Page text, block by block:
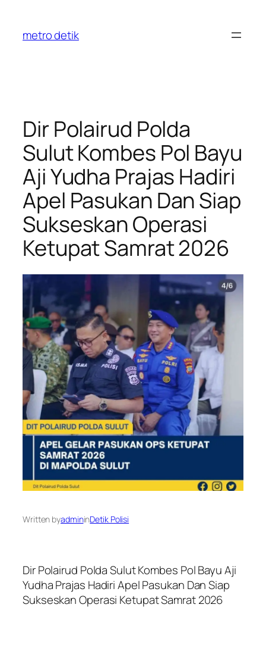
content
metro detik
Dir Polairud Polda
Sulut Kombes Pol Bayu
Aji Yudha Prajas Hadiri
Apel Pasukan Dan Siap
Sukseskan Operasi
Ketupat Samrat 2026
Written byadmininDetik Polisi
Dir Polairud Polda Sulut Kombes Pol Bayu Aji
Yudha Prajas Hadiri Apel Pasukan Dan Siap
Sukseskan Operasi Ketupat Samrat 2026